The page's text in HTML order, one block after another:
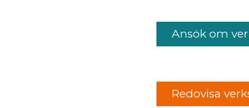
Ansök om
Redovisa